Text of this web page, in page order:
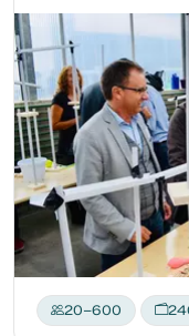
20–600